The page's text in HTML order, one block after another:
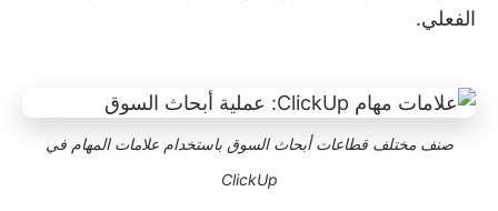
الفعلي.
صنف مختلف قطاعات أبحاث السوق باستخدام علامات المهام في
ClickUp